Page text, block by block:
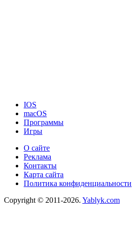
IOS
macOS
Программы
Игры
О сайте
Реклама
Контакты
Карта сайта
Политика конфиденциальности
Copyright © 2011-2026. Yablyk.сom